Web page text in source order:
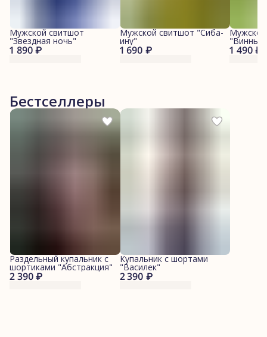
1 890 ₽
Мужской свитшот
"Звездная ночь"
1 690 ₽
Мужской свитшот "Сиба-
ину"
1 490 ₽
"Винный"
Бестселлеры
2 390 ₽
Раздельный купальник с
шортиками "Абстракция"
2 390 ₽
Купальник с шортами
"Василек"